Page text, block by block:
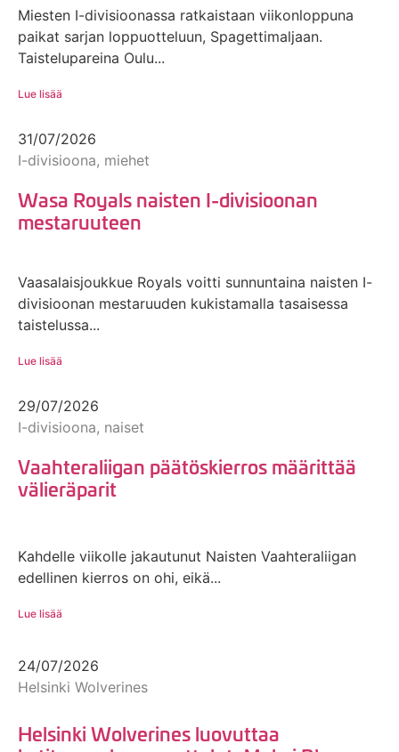
Miesten I-divisioonassa ratkaistaan viikonloppuna
paikat sarjan loppuotteluun, Spagettimaljaan.
Taistelupareina Oulu...
Lue lisää
31/07/2026
I-divisioona, miehet
Wasa Royals naisten I-divisioonan
mestaruuteen
Vaasalaisjoukkue Royals voitti sunnuntaina naisten I-
divisioonan mestaruuden kukistamalla tasaisessa
taistelussa...
Lue lisää
29/07/2026
I-divisioona, naiset
Vaahteraliigan päätöskierros määrittää
välieräparit
Kahdelle viikolle jakautunut Naisten Vaahteraliigan
edellinen kierros on ohi, eikä...
Lue lisää
24/07/2026
Helsinki Wolverines
Helsinki Wolverines luovuttaa